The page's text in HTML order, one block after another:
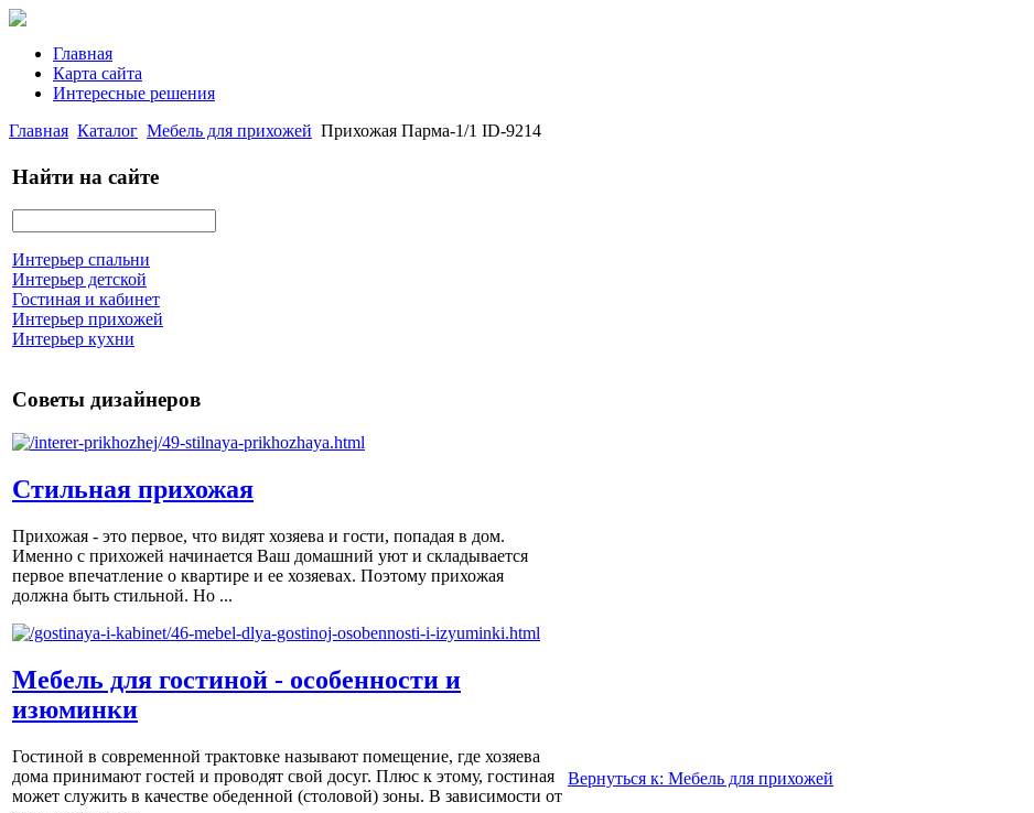
Главная
Карта сайта
Интересные решения
Главная Каталог Мебель для прихожей Прихожая Парма-1/1 ID-9214
Найти на сайте
Интерьер спальни
Интерьер детской
Гостиная и кабинет
Интерьер прихожей
Интерьер кухни
Советы дизайнеров
Стильная прихожая
Прихожая - это первое, что видят хозяева и гости, попадая в дом.
Именно с прихожей начинается Ваш домашний уют и складывается
первое впечатление о квартире и ее хозяевах. Поэтому прихожая
должна быть стильной. Но ...
Мебель для гостиной - особенности и
изюминки
Гостиной в современной трактовке называют помещение, где хозяева
дома принимают гостей и проводят свой досуг. Плюс к этому, гостиная
может служить в качестве обеденной (столовой) зоны. В зависимости от
Вернуться к: Мебель для прихожей